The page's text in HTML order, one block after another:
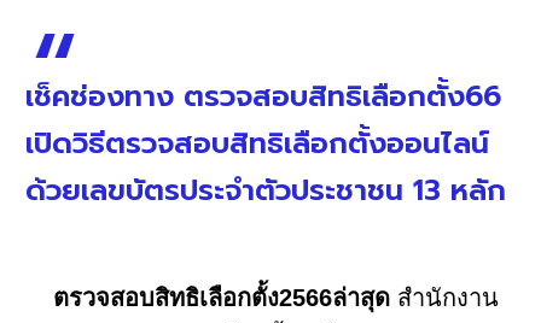
เช็คช่องทาง ตรวจสอบสิทธิเลือกตั้ง66
เปิดวิธีตรวจสอบสิทธิเลือกตั้งออนไลน์
ด้วยเลขบัตรประจำตัวประชาชน 13 หลัก
ตรวจสอบสิทธิเลือกตั้ง2566ล่าสุด สำนักงาน